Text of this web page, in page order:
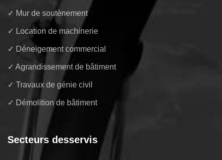
✓ Mur de soutènement
✓ Location de machinerie
✓ Déneigement commercial
✓ Agrandissement de bâtiment
✓ Travaux de génie civil
✓ Démolition de bâtiment
Secteurs desservis